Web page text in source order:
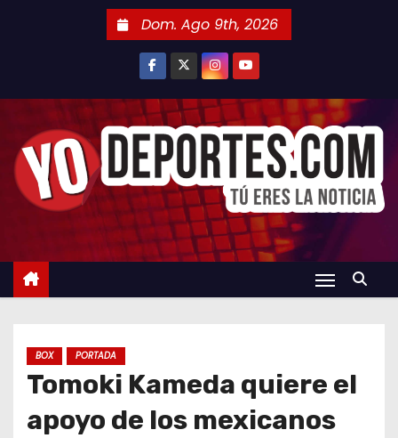
n
Dom. Ago 9th, 2026
BOX PORTADA
Tomoki Kameda quiere el
apoyo de los mexicanos